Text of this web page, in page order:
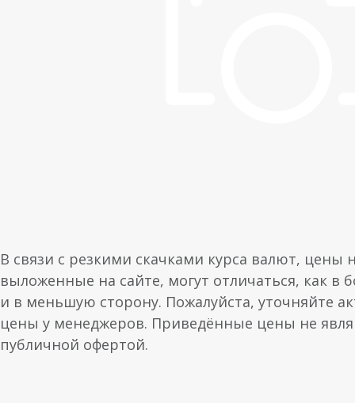
В связи с резкими скачками курса валют, цены
выложенные на сайте, могут отличаться, как в
и в меньшую сторону. Пожалуйста, уточняйте
цены у менеджеров. Приведённые цены не
публичной офертой.